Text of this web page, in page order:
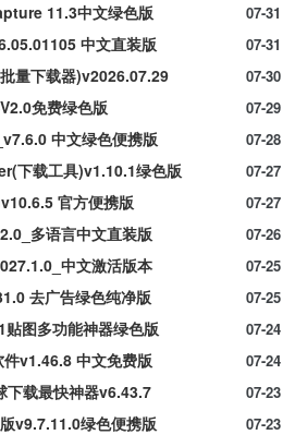
07-31
11.3中文绿色版
07-31
中文直装版
07-30
量下载器)v2026.07.29
07-29
免费绿色版
07-28
中文绿色便携版
07-27
下载工具)v1.10.1绿色版
07-27
官方便携版
07-26
多语言中文直装版
07-25
中文激活版本
07-25
去广告绿色纯净版
07-24
图多功能神器绿色版
07-24
v1.46.8 中文免费版
07-23
下载最快神器v6.43.7
07-23
v9.7.11.0绿色便携版